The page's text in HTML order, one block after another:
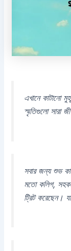
এখানে কাটানো
স্মৃতিগুলো সারা
সবার জন্য শুভ
মতো কলিগ,
ট্রিট করেছেন।